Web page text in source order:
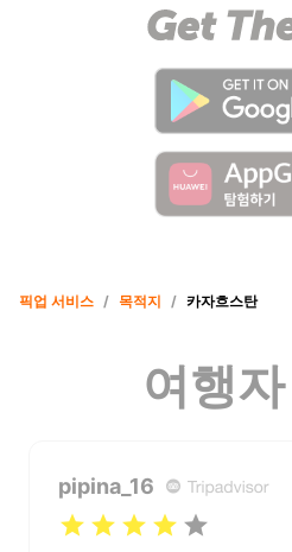
픽업 서비스 / 목적지 / 카자흐스탄
여행
pipina_16